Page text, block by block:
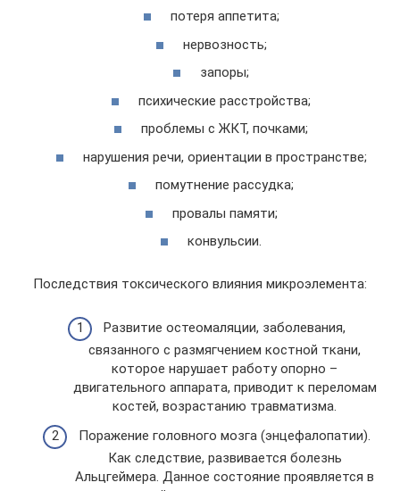
потеря аппетита;
нервозность;
запоры;
психические расстройства;
проблемы с ЖКТ, почками;
нарушения речи, ориентации в пространстве;
помутнение рассудка;
провалы памяти;
конвульсии.
Последствия токсического влияния микроэлемента:
Развитие остеомаляции, заболевания,
связанного с размягчением костной ткани,
которое нарушает работу опорно –
двигательного аппарата, приводит к переломам
костей, возрастанию травматизма.
Поражение головного мозга (энцефалопатии).
Как следствие, развивается болезнь
Альцгеймера. Данное состояние проявляется в